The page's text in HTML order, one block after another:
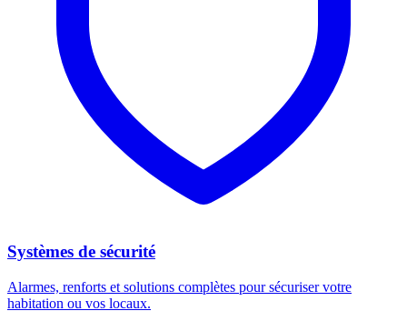
Systèmes de sécurité
Alarmes, renforts et solutions complètes pour sécuriser votre
habitation ou vos locaux.